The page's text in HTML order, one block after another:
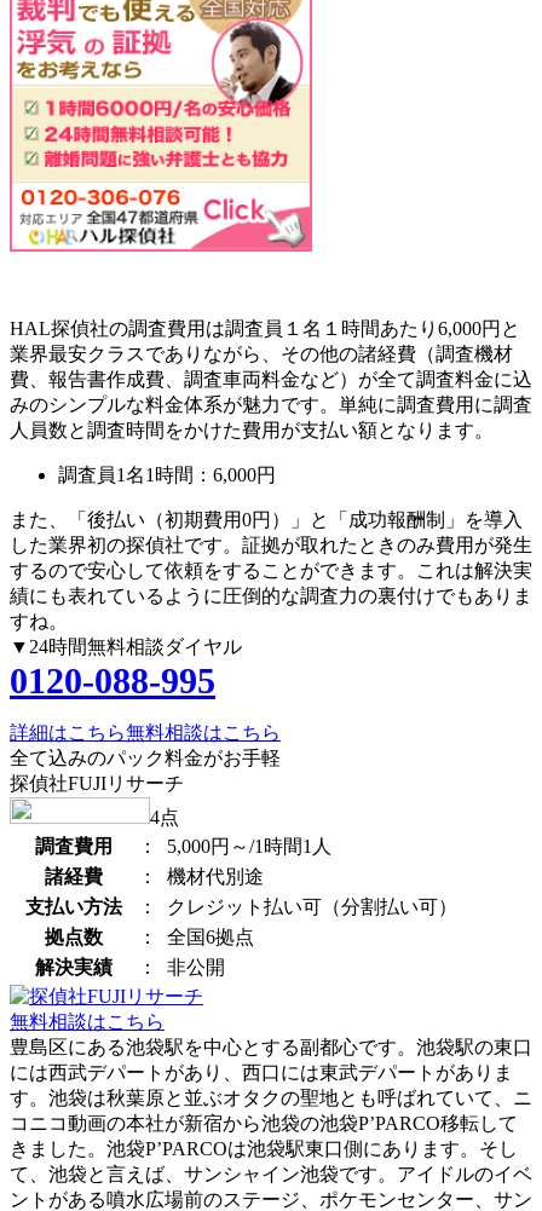
HAL探偵社の調査費用は調査員１名１時間あたり6,000円と
業界最安クラスでありながら、その他の諸経費（調査機材
費、報告書作成費、調査車両料金など）が全て調査料金に込
みのシンプルな料金体系が魅力です。単純に調査費用に調査
人員数と調査時間をかけた費用が支払い額となります。
調査員1名1時間： 6,000円
また、 「後払い（初期費用0円）」 と 「成功報酬制」
を導入
した業界初の探偵社です。証拠が取れたときのみ費用が発生
するので安心して依頼をすることができます。これは解決実
績にも表れているように圧倒的な調査力の裏付けでもありま
すね。
▼24時間無料相談ダイヤル
0120-088-995
詳細はこちら無料相談はこちら
全て込みのパック料金がお手軽
探偵社FUJIリサーチ
4点
調査費用
：
5,000円～/1時間1人
諸経費
：
機材代別途
支払い方法
：
クレジット払い可（分割払い可）
拠点数
：
全国6拠点
解決実績
： 非公開
無料相談はこちら
豊島区にある池袋駅を中心とする副都心です。池袋駅の東口
には西武デパートがあり、西口には東武デパートがありま
す。池袋は秋葉原と並ぶオタクの聖地とも呼ばれていて、ニ
コニコ動画の本社が新宿から池袋の池袋P’PARCO移転して
きました。池袋P’PARCOは池袋駅東口側にあります。そし
て、池袋と言えば、サンシャイン池袋です。アイドルのイベ
ントがある噴水広場前のステージ、ポケモンセンター、サン